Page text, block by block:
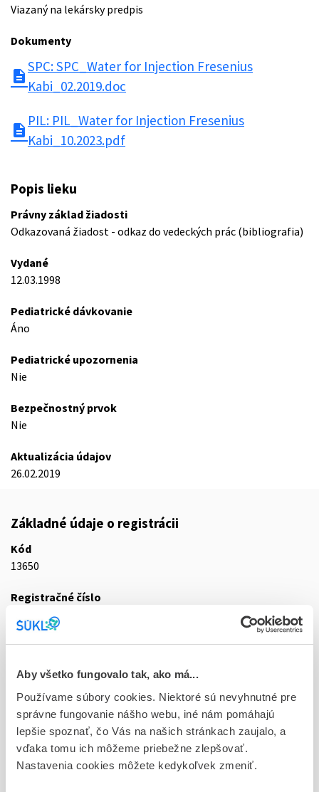
Aby všetko fungovalo tak, ako má...
Používame súbory cookies. Niektoré sú nevyhnutné pre
správne fungovanie nášho webu, iné nám pomáhajú
lepšie spoznať, čo Vás na našich stránkach zaujalo, a
vďaka tomu ich môžeme priebežne zlepšovať.
Nastavenia cookies môžete kedykoľvek zmeniť.
Viazaný na lekársky predpis
Dokumenty
description
SPC: SPC_Water for Injection Fresenius
Kabi_02.2019.doc
description
PIL: PIL_Water for Injection Fresenius
Kabi_10.2023.pdf
Popis lieku
Právny základ žiadosti
Odkazovaná žiadost - odkaz do vedeckých prác (bibliografia)
Vydané
12.03.1998
Pediatrické dávkovanie
Áno
Pediatrické upozornenia
Nie
Bezpečnostný prvok
Nie
Aktualizácia údajov
26.02.2019
Základné údaje o registrácii
Kód
13650
Registračné číslo
87/0116/98-S
Doplnok
Stav
D - Registrácia bez obmedzenia platnosti
Typ registračnej procedúry
Národná